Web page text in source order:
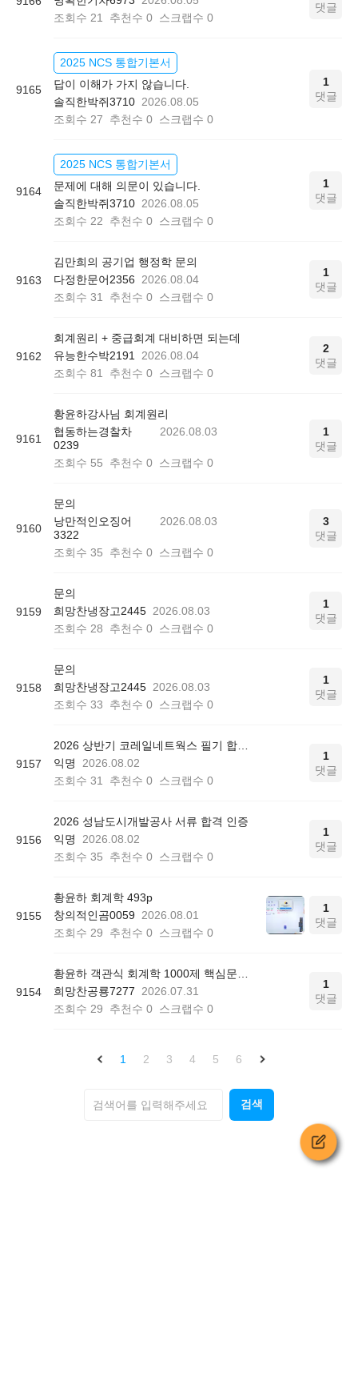
조회수 21 추천수 0 스크랩수 0
댓글
9165
2025 NCS 통합기본서
답이 이해가 가지 않습니다.
솔직한박쥐3710 2026.08.05
조회수 27 추천수 0 스크랩수 0
1
댓글
9164
2025 NCS 통합기본서
문제에 대해 의문이 있습니다.
솔직한박쥐3710 2026.08.05
조회수 22 추천수 0 스크랩수 0
1
댓글
9163
김만희의 공기업 행정학 문의
다정한문어2356
2026.08.04
조회수 31 추천수 0 스크랩수 0
1
댓글
9162
회계원리 + 중급회계 대비하면 되는데
유능한수박2191
2026.08.04
조회수 81 추천수 0 스크랩수 0
2
댓글
9161
황윤하강사님 회계원리
협동하는경찰차
0239
2026.08.03
조회수 55 추천수 0 스크랩수 0
1
댓글
9160
문의
낭만적인오징어
3322
2026.08.03
조회수 35 추천수 0 스크랩수 0
3
댓글
9159
문의
희망찬냉장고2445 2026.08.03
조회수 28 추천수 0 스크랩수 0
1
댓글
9158
문의
희망찬냉장고2445 2026.08.03
조회수 33 추천수 0 스크랩수 0
1
댓글
9157
익명
2026.08.02
조회수 31 추천수 0 스크랩수 0
1
댓글
9156
2026 성남도시개발공사 서류 합격 인증
익명
2026.08.02
조회수 35 추천수 0 스크랩수 0
1
댓글
9155
황윤하 회계학 493p
창의적인곰0059
2026.08.01
조회수 29 추천수 0 스크랩수 0
1
댓글
9154
희망찬공룡7277
2026.07.31
조회수 29 추천수 0 스크랩수 0
1
댓글
1 2 3 4 5 6
검색